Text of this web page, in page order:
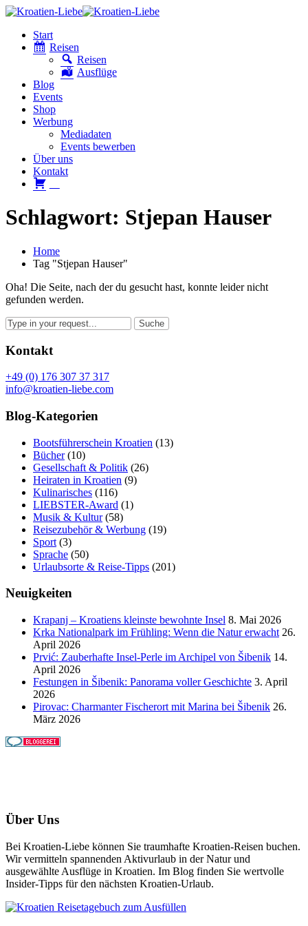
Start
Reisen
Reisen
Ausflüge
Blog
Events
Shop
Werbung
Mediadaten
Events bewerben
Über uns
Kontakt
Schlagwort: Stjepan Hauser
Home
Tag "Stjepan Hauser"
Oha! Die Seite, nach der du gesucht hast, konnte leider nicht
gefunden werden.
Kontakt
+49 (0) 176 307 37 317
info@kroatien-liebe.com
Blog-Kategorien
Bootsführerschein Kroatien (13)
Bücher(10)
Gesellschaft & Politik (26)
Heiraten in Kroatien (9)
Kulinarisches (116)
LIEBSTER-Award (1)
Musik & Kultur(58)
Reisezubehör & Werbung (19)
Sport (3)
Sprache (50)
Urlaubsorte & Reise-Tipps (201)
Neuigkeiten
Krapanj – Kroatiens kleinste bewohnte Insel 8. Mai 2026
Krka Nationalpark im Frühling: Wenn die Natur erwacht 26.
April 2026
Prvić: Zauberhafte Insel-Perle im Archipel von Šibenik 14.
April 2026
Festungen in Šibenik: Panorama voller Geschichte 3. April
2026
Pirovac: Charmanter Fischerort mit Marina bei Šibenik 26.
März 2026
Über Uns
Bei Kroatien-Liebe können Sie traumhafte Kroatien-Reisen buchen.
Wir vermitteln spannenden Aktivurlaub in der Natur und
ausgewählte Ausflüge in Kroatien. Im Blog finden Sie wertvolle
Insider-Tipps für den nächsten Kroatien-Urlaub.